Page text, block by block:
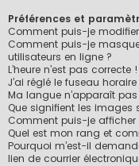
Préférences et
Comment puis-je
Comment puis-je
utilisateurs en ligne ?
L’heure n’est pas correcte !
J’ai réglé le fuseau
Ma langue n’apparaît
Que signifient les images
Comment puis-je
Quel est mon rang et
Pourquoi m’est-il
lien de courrier